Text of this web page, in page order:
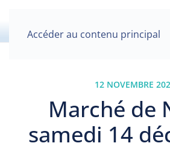
Accéder au contenu principal
12 NOVEMBRE
Marché de
samedi 14